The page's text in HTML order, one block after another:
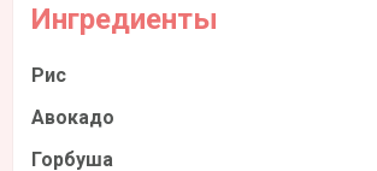
Ингредиенты
Рис
Авокадо
Горбуша